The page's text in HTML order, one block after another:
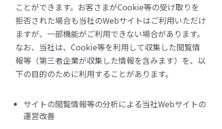
ことができます。お客さまがCookie等の受け取りを
拒否された場合も当社のWebサイトはご利用いただけ
ますが、一部機能がご利用できない場合があります。
なお、当社は、Cookie等を利用して収集した閲覧情
報等（第三者企業が収集した情報を含みます）を、以
下の目的のために利用することがあります。
サイトの閲覧情報等の分析による当社Webサイトの
運営改善